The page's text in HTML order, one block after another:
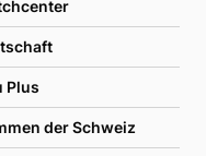
Plus
der Schweiz